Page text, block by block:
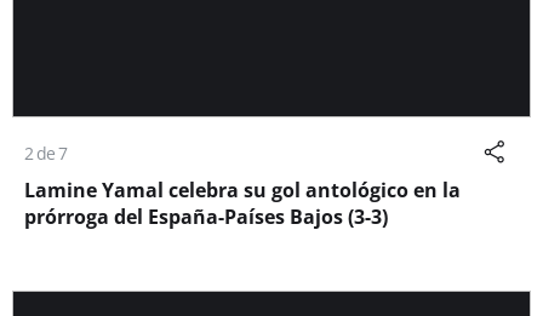
2 de 7
Lamine Yamal celebra su gol antológico en la
prórroga del España-Países Bajos (3-3)